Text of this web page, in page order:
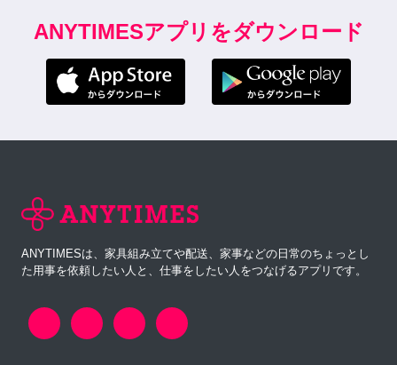
ANYTIMESアプリをダウンロード
ANYTIMESは、家具組み立てや配送、家事などの日常のちょっとし
た用事を依頼したい人と、仕事をしたい人をつなげるアプリです。